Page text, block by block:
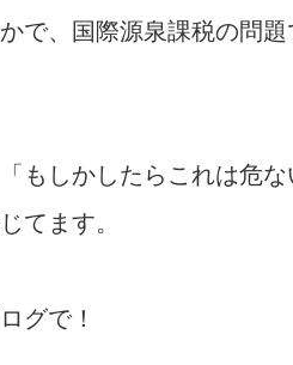
で、国際源泉課税の問
もしかしたらこれは危
てます。
グで！